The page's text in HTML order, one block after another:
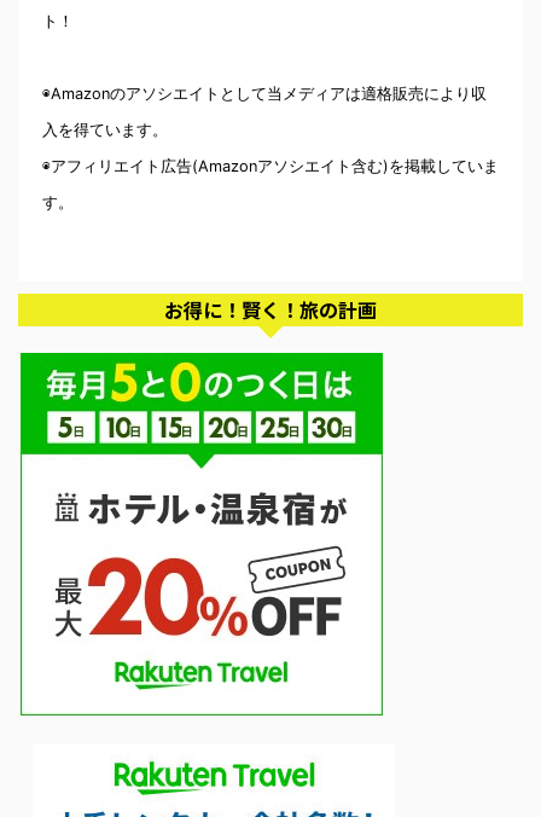
ト！
◉Amazonのアソシエイトとして当メディアは適格販売により収
入を得ています。
◉アフィリエイト広告(Amazonアソシエイト含む)を掲載していま
す。
お得に！賢く！旅の計画